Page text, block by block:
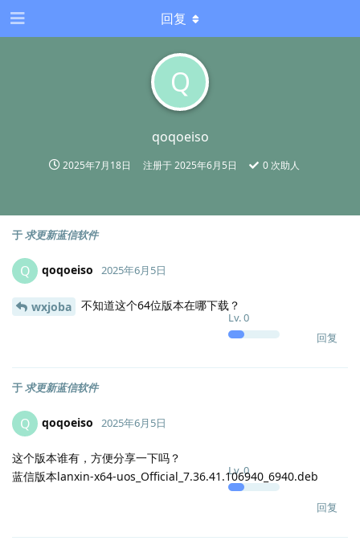
Q
qoqoeiso
2025年7月18日 注册于2025年6月5日 0次助人
回复
于求更新蓝信软件
Q qoqoeiso
Lv.0
2025年6月5日
wxjoba 不知道这个64位版本在哪下载？
回复
于求更新蓝信软件
Q qoqoeiso
Lv.0
2025年6月5日
这个版本谁有，方便分享一下吗？
蓝信版本lanxin-x64-uos_Official_7.36.41.106940_6940.deb
回复